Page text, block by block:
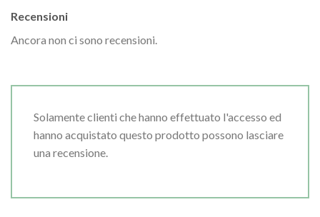
Recensioni
Ancora non ci sono recensioni.
Solamente clienti che hanno effettuato l'accesso ed
hanno acquistato questo prodotto possono lasciare
una recensione.